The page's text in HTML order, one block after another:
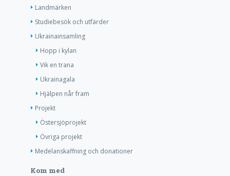
Landmärken
Studiebesök och utfärder
Ukrainainsamling
Hopp i kylan
Vik en trana
Ukrainagala
Hjälpen når fram
Projekt
Östersjöprojekt
Övriga projekt
Medelanskaffning och donationer
Kom med